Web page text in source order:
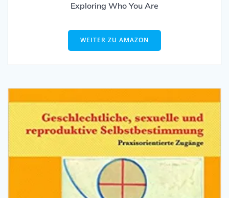
Exploring Who You Are
WEITER ZU AMAZON